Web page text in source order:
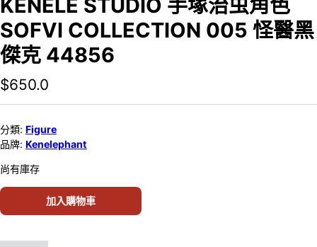
KENELE STUDIO 手塚治虫角色
SOFVI COLLECTION 005 怪醫黑
傑克 44856
$650.0
分類: Figure
品牌: Kenelephant
尚有庫存
加入購物車